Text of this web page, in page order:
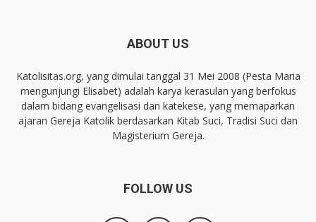
ABOUT US
Katolisitas.org, yang dimulai tanggal 31 Mei 2008 (Pesta Maria
mengunjungi Elisabet) adalah karya kerasulan yang berfokus
dalam bidang evangelisasi dan katekese, yang memaparkan
ajaran Gereja Katolik berdasarkan Kitab Suci, Tradisi Suci dan
Magisterium Gereja.
FOLLOW US